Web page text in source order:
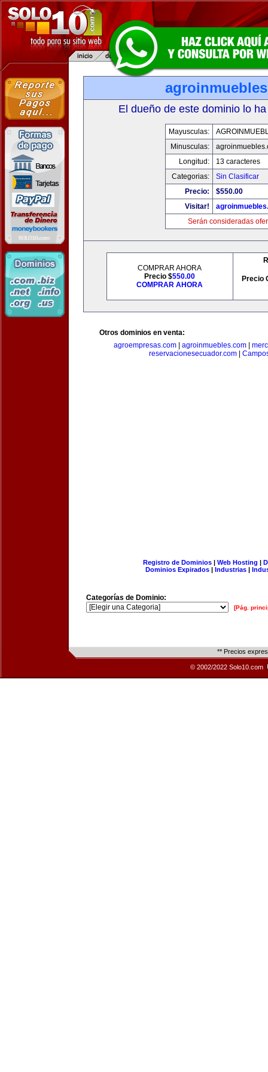
El dueño de este dominio lo
Mayusculas:
Minusculas:
Longitud:
13 caracteres
Categorias:
Sin Clasificar
Precio:
$550.00
Visitar!
Serán consideradas
COMPRAR AHORA
Precio $550.00
COMPRAR AHORA
Precio
Otros dominios en venta:
agroempresas.com| agroinmuebles.com|
reservacionesecuador.com
Registro de Dominios| Web Hosting |
Dominios Expirados | Industrias |
Categorías de Dominio:
[Pág.
** Precios
© 2002/2022 Solo10.com